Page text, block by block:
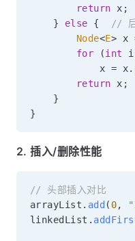
return x ;
}
else {
// 后
Node<E> x
for
(int
            x
= x.
return x ;
}
}
2. 插入/删除性能
// 头部插入对比
arrayList . add ( 0,
linkedList .